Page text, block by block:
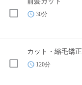
30分
カット・縮毛矯正
120分